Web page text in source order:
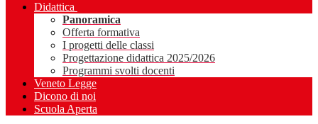
Didattica
Panoramica
Offerta formativa
I progetti delle classi
Progettazione didattica 2025/2026
Programmi svolti docenti
Veneto Legge
Dicono di noi
Scuola Aperta